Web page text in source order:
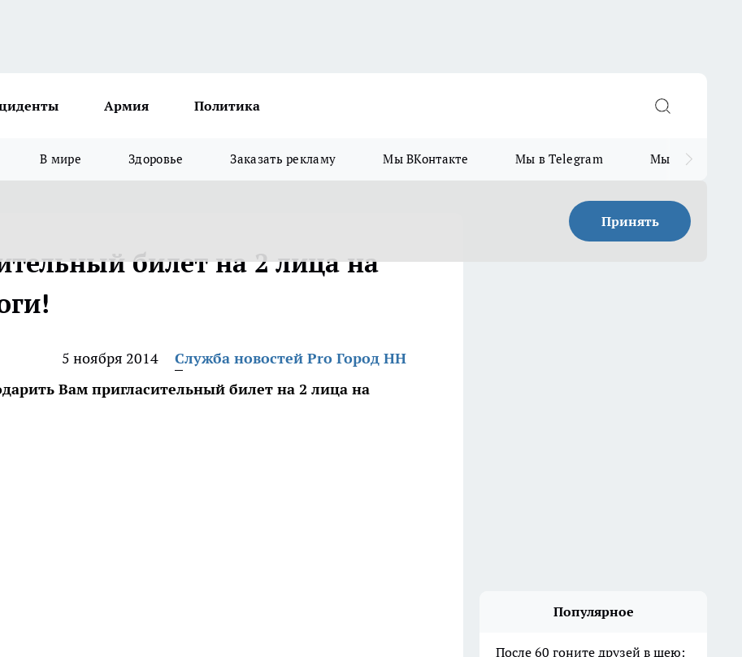
Армия Политика
В мире Здоровье Заказать рекламу Мы ВКонтакте Мы в Telegram Мы в MAX
Принять
билет на 2 лица на
5 ноября 2014
Служба новостей Pro Город НН
Вам пригласительный билет на 2 лица на
Популярное
После 60 гоните друзей в шею: